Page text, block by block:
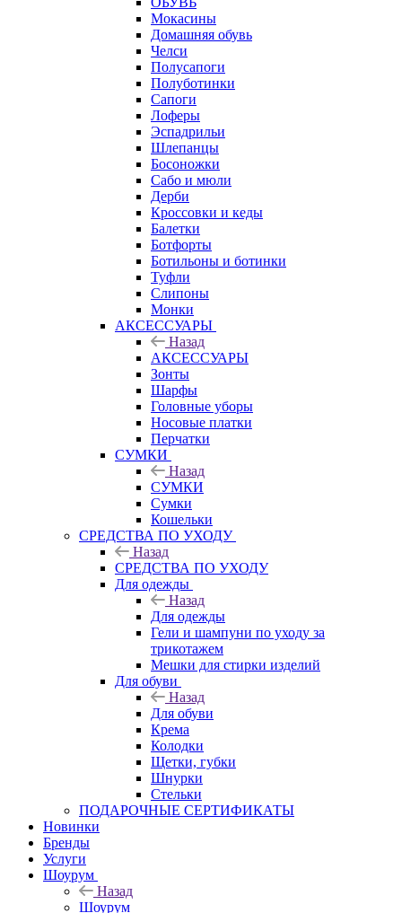
Мокасины
Домашняя обувь
Челси
Полусапоги
Полуботинки
Сапоги
Лоферы
Эспадрильи
Шлепанцы
Босоножки
Сабо и мюли
Дерби
Кроссовки и кеды
Балетки
Ботфорты
Ботильоны и ботинки
Туфли
Слипоны
Монки
АКСЕССУАРЫ
Назад
АКСЕССУАРЫ
Зонты
Шарфы
Головные уборы
Носовые платки
Перчатки
СУМКИ
Назад
СУМКИ
Сумки
Кошельки
CРЕДСТВА ПО УХОДУ
Назад
CРЕДСТВА ПО УХОДУ
Для одежды
Назад
Для одежды
Гели и шампуни по уходу за
трикотажем
Мешки для стирки изделий
Для обуви
Назад
Для обуви
Крема
Колодки
Щетки, губки
Шнурки
Стельки
ПОДАРОЧНЫЕ СЕРТИФИКАТЫ
Новинки
Бренды
Услуги
Шоурум
Назад
Шоурум